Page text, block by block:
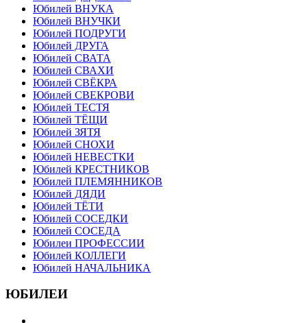
Юбилей ВНУКА
Юбилей ВНУЧКИ
Юбилей ПОДРУГИ
Юбилей ДРУГА
Юбилей СВАТА
Юбилей СВАХИ
Юбилей СВЁКРА
Юбилей СВЕКРОВИ
Юбилей ТЕСТЯ
Юбилей ТЁЩИ
Юбилей ЗЯТЯ
Юбилей СНОХИ
Юбилей НЕВЕСТКИ
Юбилей КРЕСТНИКОВ
Юбилей ПЛЕМЯННИКОВ
Юбилей ДЯДИ
Юбилей ТЁТИ
Юбилей СОСЕДКИ
Юбилей СОСЕДА
Юбилеи ПРОФЕССИИ
Юбилей КОЛЛЕГИ
Юбилей НАЧАЛЬНИКА
ЮБИЛЕИ